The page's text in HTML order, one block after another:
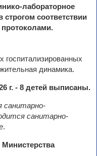
лабораторное
соответствии
госпитализированных
динамика.
г. - 8 детей выписаны.
санитарно-
санитарно-
.